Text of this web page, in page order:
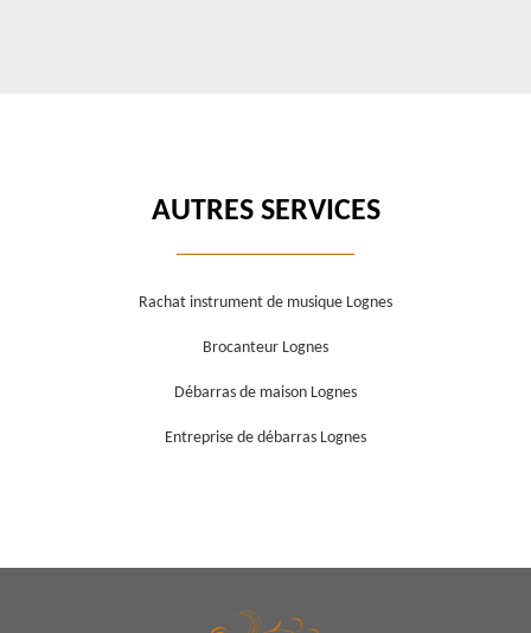
AUTRES SERVICES
Rachat instrument de musique Lognes
Brocanteur Lognes
Débarras de maison Lognes
Entreprise de débarras Lognes